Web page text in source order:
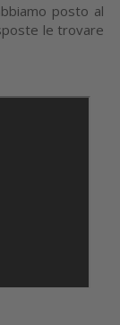
posto al
le trovare